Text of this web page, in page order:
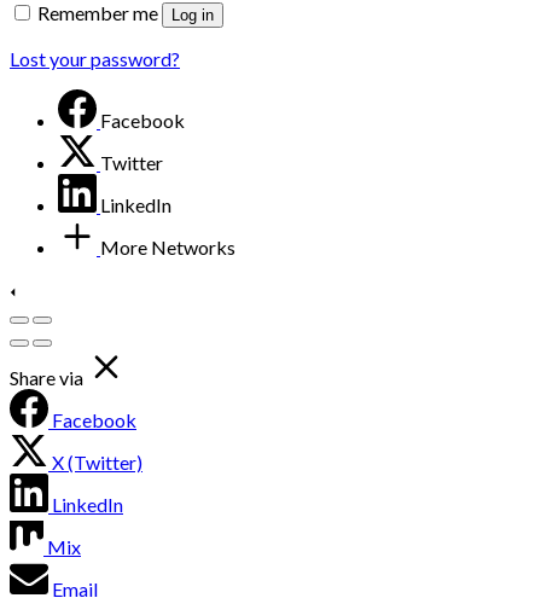
Remember me
Log in
Lost your password?
Facebook
Twitter
LinkedIn
More Networks
Share via
Facebook
X (Twitter)
LinkedIn
Mix
Email